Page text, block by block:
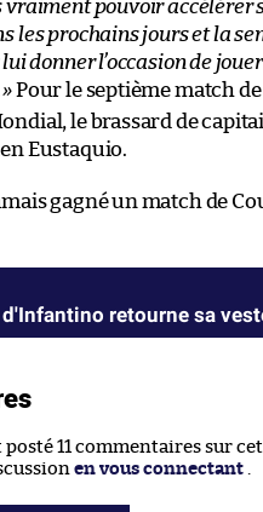
vraiment pouvoir accélérer
les prochains jours et la
donner l’occasion de jouer
»Pour le septième match
le brassard de
Eustaquio.
gagné un match de
retourne sa
11 commentaires sur
en vous connectant